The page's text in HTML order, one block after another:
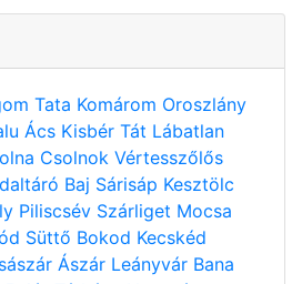
Tata Komárom Oroszlány
Ács Kisbér Tát Lábatlan
Csolnok Vértesszőlős
Baj Sárisáp Kesztölc
Piliscsév Szárliget Mocsa
Süttő Bokod Kecskéd
Ászár Leányvár Bana